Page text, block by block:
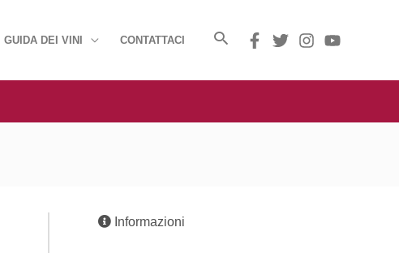
GUIDA DEI VINI CONTATTACI
Informazioni